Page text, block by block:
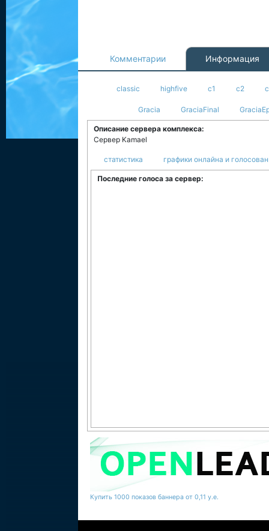
Комментарии Информация
classic highfive c1 c2
Gracia GraciaFinal
Описание сервера комплекса:
Сервер Kamael
статистика графики онлайна и
Последние голоса за сервер:
Купить 1000 показов баннера от 0,11 у.е.